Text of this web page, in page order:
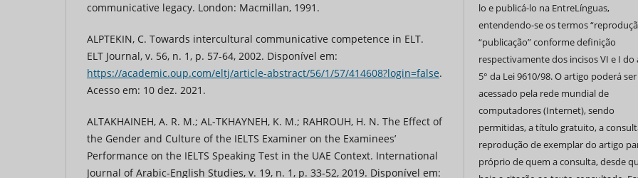
communicative legacy. London: Macmillan, 1991.
ALPTEKIN, C. Towards intercultural communicative competence in ELT.
ELT Journal, v. 56, n. 1, p. 57-64, 2002. Disponível em:
https://academic.oup.com/eltj/article-abstract/56/1/57/414608?login=false.
Acesso em: 10 dez. 2021.
ALTAKHAINEH, A. R. M.; AL-TKHAYNEH, K. M.; RAHROUH, H. N. The Effect of
the Gender and Culture of the IELTS Examiner on the Examinees’
Performance on the IELTS Speaking Test in the UAE Context. International
Journal of Arabic-English Studies, v. 19, n. 1, p. 33-52, 2019. Disponível em:
lo e publicá-lo na EntreLínguas,
entendendo-se os termos
“publicação” conforme definição
respectivamente dos incisos VI e I do
5° da Lei 9610/98. O artigo poderá ser
acessado pela rede mundial de
computadores (Internet), sendo
permitidas, a título gratuito, a
reprodução de exemplar do artigo
próprio de quem a consulta, desde